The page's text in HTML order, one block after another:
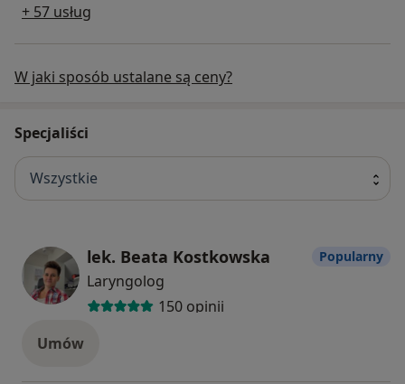
+ 57 usług
W jaki sposób ustalane są ceny?
Specjaliści
Wszystkie
lek. Beata Kostkowska
Laryngolog
150 opinii
Popularny
Umów